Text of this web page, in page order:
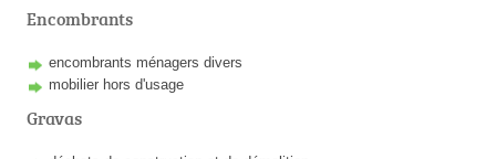
Encombrants
encombrants ménagers divers
mobilier hors d'usage
Gravas